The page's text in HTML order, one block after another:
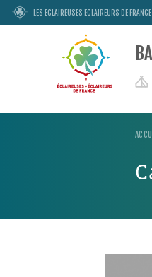
LES ECLAIREUSES ECLAIREURS DE